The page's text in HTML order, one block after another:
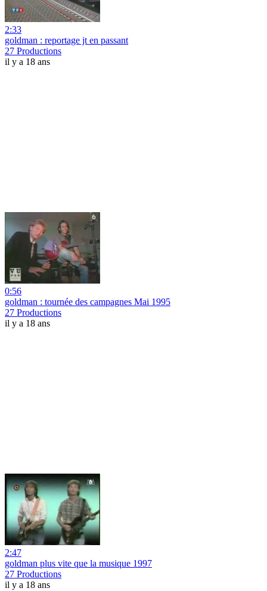
2:33
goldman : reportage jt en passant
27 Productions
il y a 18 ans
0:56
goldman : tournée des campagnes Mai 1995
27 Productions
il y a 18 ans
2:47
goldman plus vite que la musique 1997
27 Productions
il y a 18 ans